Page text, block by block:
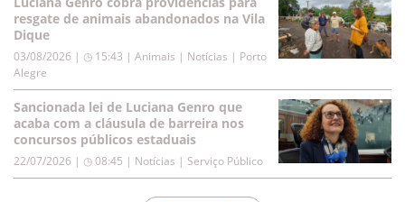
resgate de animais abandonados na Vila
Dique
03/08/2026 | ◷ 15:43 | Animais | Notícias | Porto
Alegre
Sancionada lei de Luciana Genro que
acaba com a cláusula de barreira nos
concursos públicos estaduais
22/07/2026 | ◷ 08:45 | Notícias | Serviço Público